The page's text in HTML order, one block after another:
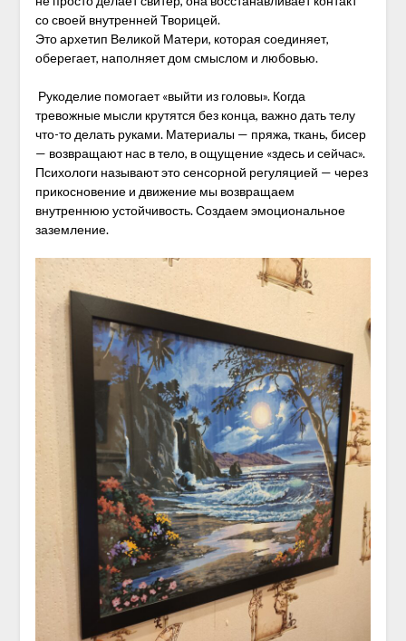
со своей внутренней Творицей.
Это архетип Великой Матери, которая соединяет,
оберегает, наполняет дом смыслом и любовью.
Рукоделие помогает «выйти из головы». Когда
тревожные мысли крутятся без конца, важно дать телу
что-то делать руками. Материалы — пряжа, ткань, бисер
— возвращают нас в тело, в ощущение «здесь и сейчас».
Психологи называют это сенсорной регуляцией — через
прикосновение и движение мы возвращаем
внутреннюю устойчивость. Создаем эмоциональное
заземление.